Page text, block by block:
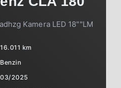
Kamera LED 18""LM
16.011 km
Benzin
03/2025